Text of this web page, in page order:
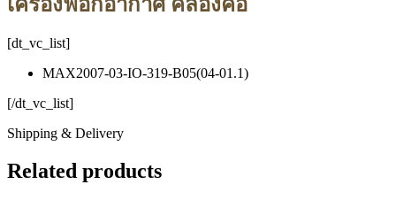
[dt_vc_list]
MAX2007-03-IO-319-B05(04-01.1)
[/dt_vc_list]
Shipping & Delivery
Related products